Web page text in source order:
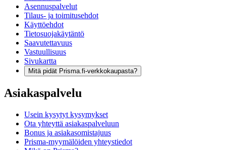
Asennuspalvelut
Tilaus- ja toimitusehdot
Käyttöehdot
Tietosuojakäytäntö
Saavutettavuus
Vastuullisuus
Sivukartta
Mitä pidät Prisma.fi-verkkokaupasta?
Asiakaspalvelu
Usein kysytyt kysymykset
Ota yhteyttä asiakaspalveluun
Bonus ja asiakasomistajuus
Prisma-myymälöiden yhteystiedot